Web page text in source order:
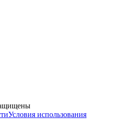
Условия использования